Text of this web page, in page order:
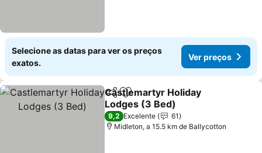
Selecione as datas para ver os preços
exatos.
Ver preços
PartilharAdicionar aos favoritos
Castlemartyr Holiday
Lodges (3 Bed)
Ver preços
9,2 Excelente
61
Midleton, a 15.5 km de Ballycotton